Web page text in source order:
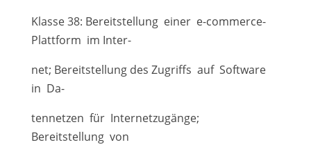
Klasse 38: Bereitstellung einer e-commerce-
Plattform im Inter-
net; Bereitstellung des Zugriffs auf Software
in Da-
tennetzen für Internetzugänge;
Bereitstellung von